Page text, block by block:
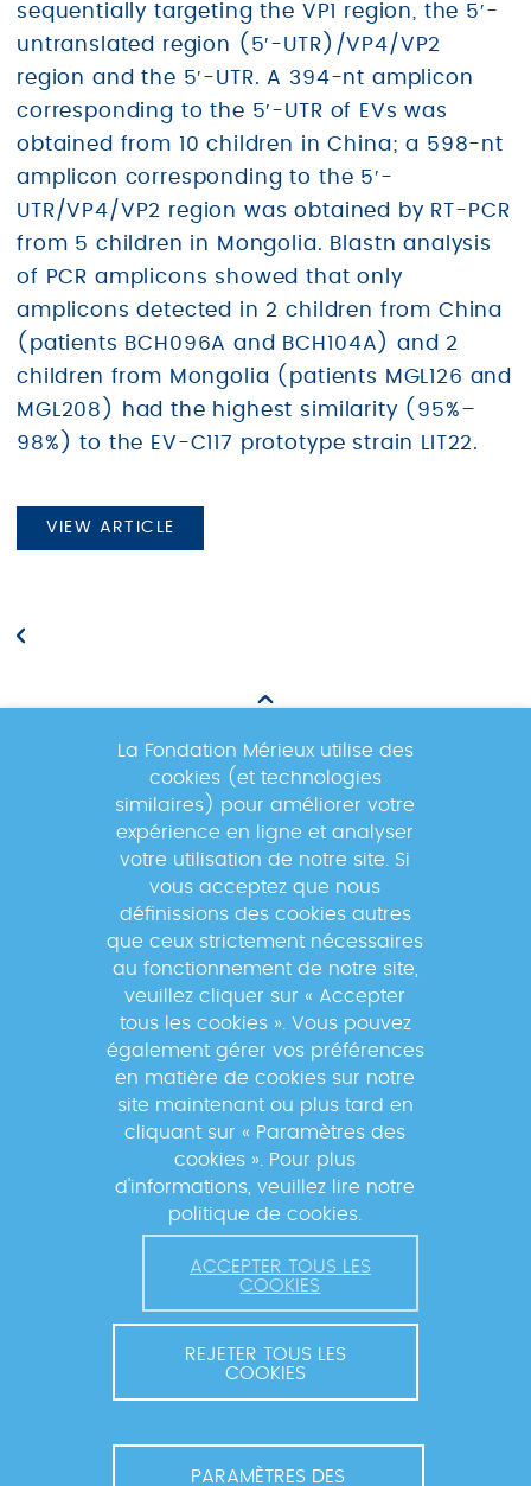
sequentially targeting the VP1 region, the 5′-
untranslated region (5′-UTR)/VP4/VP2
region and the 5′-UTR. A 394-nt amplicon
corresponding to the 5′-UTR of EVs was
obtained from 10 children in China; a 598-nt
amplicon corresponding to the 5′-
UTR/VP4/VP2 region was obtained by RT-PCR
from 5 children in Mongolia. Blastn analysis
of PCR amplicons showed that only
amplicons detected in 2 children from China
(patients BCH096A and BCH104A) and 2
children from Mongolia (patients MGL126 and
MGL208) had the highest similarity (95%–
98%) to the EV-C117 prototype strain LIT22.
VIEW ARTICLE
Newsletter
Inscrivez-vous à la newsletter pour
suivre les actualités du réseau GABRIEL
En s'inscrivant à la newsletter, vos données seront
traitées par la Fondation Mérieux pour vous envoyer des
informations sur nos activités et vous informer des
événements à venir. Pour plus d'informations, veuillez
Politique de confidentialité
CONTACT ET COORDINATION MENTIONS LÉGALES
La Fondation Mérieux utilise des
cookies (et technologies
similaires) pour améliorer votre
expérience en ligne et analyser
votre utilisation de notre site. Si
vous acceptez que nous
définissions des cookies autres
que ceux strictement nécessaires
au fonctionnement de notre site,
veuillez cliquer sur « Accepter
tous les cookies ». Vous pouvez
également gérer vos préférences
en matière de cookies sur notre
site maintenant ou plus tard en
cliquant sur « Paramètres des
cookies ». Pour plus
d'informations, veuillez lire notre
politique de cookies.
ACCEPTER TOUS LES
COOKIES
REJETER TOUS LES
COOKIES
PARAMÈTRES DES